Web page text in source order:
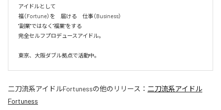
アイドルとして
福（Fortune）を　届ける　仕事（Business）
"副業"ではなく"福業"をする
完全セルフプロデュースアイドル。
東京、大阪ダブル拠点で活動中。
二刀流系アイドルFortunessの他のリリース： 二刀流系アイドル
Fortuness